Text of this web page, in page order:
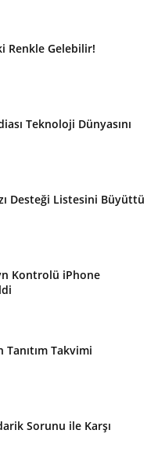
Renkle Gelebilir!
Teknoloji Dünyasını
Desteği Listesini Büyüttü
Kontrolü iPhone
Tanıtım Takvimi
Sorunu ile Karşı